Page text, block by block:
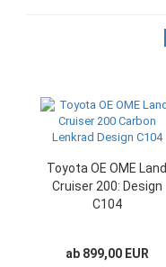
Toyota OE OME Land
Cruiser 200: Design
C104
ab 899,00 EUR